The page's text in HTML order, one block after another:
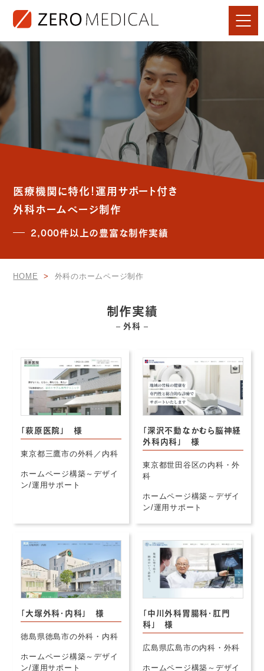
医療機関に特化！運用サポート付き
外科ホームページ制作
2,000件以上の豊富な制作実績
HOME 外科のホームページ制作
制作実績
– 外科 –
「萩原医院」 様
東京都三鷹市の外科／内科
ホームページ構築～デザイ
ン/運用サポート
「深沢不動なかむら脳神経
外科内科」 様
東京都世田谷区の内科・外
科
ホームページ構築～デザイ
ン/運用サポート
「大塚外科・内科」 様
徳島県徳島市の外科・内科
ホームページ構築～デザイ
ン/運用サポート
「中川外科胃腸科・肛門
科」 様
広島県広島市の内科・外科
ホームページ構築～デザイ